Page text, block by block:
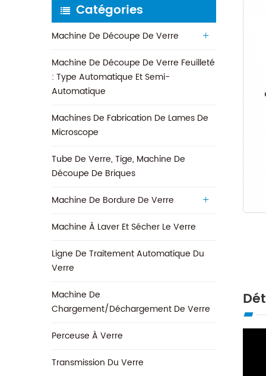
Catégories
Machine De Découpe De Verre
Machine De Découpe De Verre Feuilleté
: Type Automatique Et Semi-
Automatique
Machines De Fabrication De Lames De
Microscope
Tube De Verre, Tige, Machine De
Découpe De Briques
Machine De Bordure De Verre
Machine À Laver Et Sécher Le Verre
Ligne De Traitement Automatique Du
Verre
Machine De
Chargement/déchargement De Verre
Perceuse À Verre
Transmission Du Verre